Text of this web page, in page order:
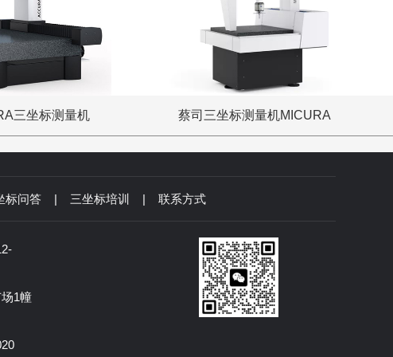
三坐标测量机 蔡司三坐标测量机MICURA
标问答 | 三坐标培训 | 联系方式
1幢